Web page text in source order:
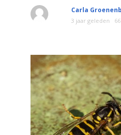
Carla
3 jaar geleden